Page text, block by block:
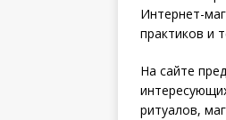
Интернет-
практиков и
На сайте
ритуалов,